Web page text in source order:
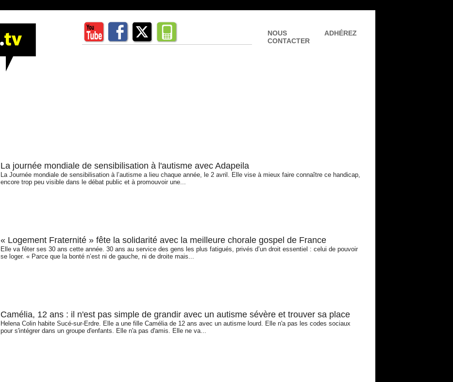
NOUS
CONTACTER
ADHÉREZ
La journée mondiale de sensibilisation à l'autisme avec Adapeila
La Journée mondiale de sensibilisation à l’autisme a lieu chaque année, le 2 avril. Elle vise à mieux faire connaître ce handicap,
encore trop peu visible dans le débat public et à promouvoir une...
« Logement Fraternité » fête la solidarité avec la meilleure chorale gospel de France
Elle va fêter ses 30 ans cette année. 30 ans au service des gens les plus fatigués, privés d’un droit essentiel : celui de pouvoir
se loger. « Parce que la bonté n’est ni de gauche, ni de droite mais...
Camélia, 12 ans : il n'est pas simple de grandir avec un autisme sévère et trouver sa place
Helena Colin habite Sucé-sur-Erdre. Elle a une fille Camélia de 12 ans avec un autisme lourd. Elle n'a pas les codes sociaux
pour s'intégrer dans un groupe d'enfants. Elle n'a pas d'amis. Elle ne va...